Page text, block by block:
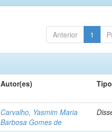
Anterior 1
Autor(es) Tipo
Carvalho, Yasmim Maria
Barbosa Gomes de